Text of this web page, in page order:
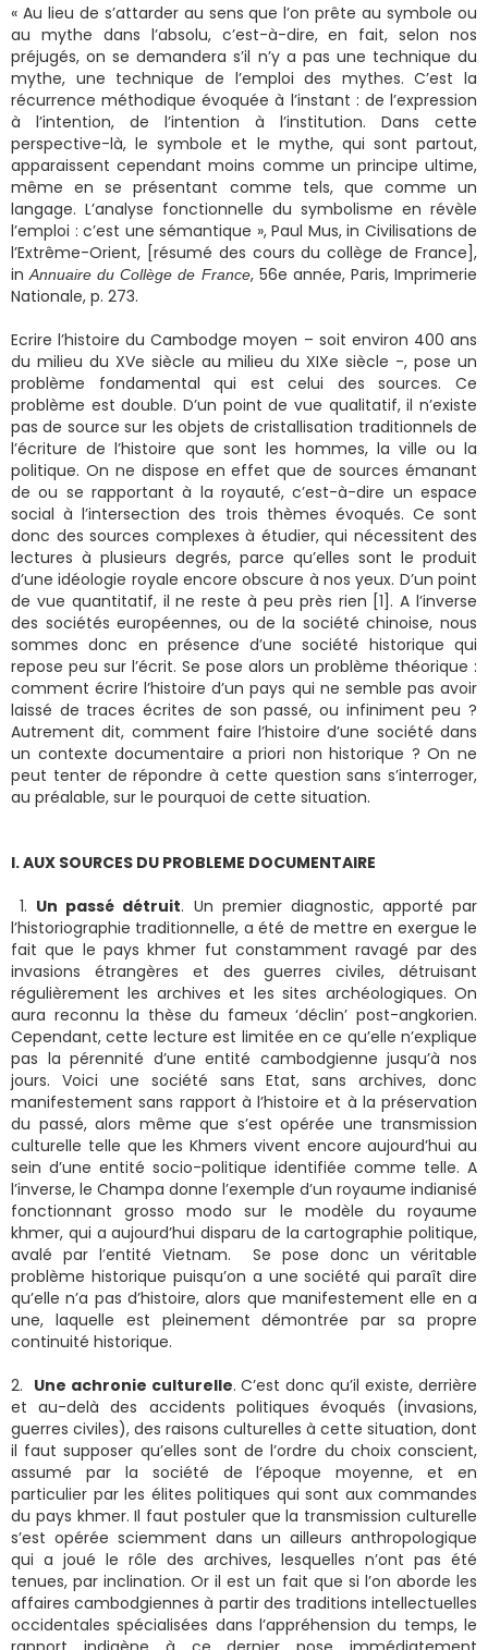
« Au lieu de s’attarder au sens que l’on prête au symbole ou
au mythe dans l’absolu, c’est-à-dire, en fait, selon nos
préjugés, on se demandera s’il n’y a pas une technique du
mythe, une technique de l’emploi des mythes. C’est la
récurrence méthodique évoquée à l’instant : de l’expression
à l’intention, de l’intention à l’institution. Dans cette
perspective-là, le symbole et le mythe, qui sont partout,
apparaissent cependant moins comme un principe ultime,
même en se présentant comme tels, que comme un
langage. L’analyse fonctionnelle du symbolisme en révèle
l’emploi : c’est une sémantique », Paul Mus, in Civilisations de
l’Extrême-Orient, [résumé des cours du collège de France],
inAnnuaire du Collège de France, 56e année, Paris, Imprimerie
Nationale, p. 273.
Ecrire l’histoire du Cambodge moyen – soit environ 400 ans
du milieu du XVe siècle au milieu du XIXe siècle -, pose un
problème fondamental qui est celui des sources. Ce
problème est double. D’un point de vue qualitatif, il n’existe
pas de source sur les objets de cristallisation traditionnels de
l’écriture de l’histoire que sont les hommes, la ville ou la
politique. On ne dispose en effet que de sources émanant
de ou se rapportant à la royauté, c’est-à-dire un espace
social à l’intersection des trois thèmes évoqués. Ce sont
donc des sources complexes à étudier, qui nécessitent des
lectures à plusieurs degrés, parce qu’elles sont le produit
d’une idéologie royale encore obscure à nos yeux. D’un point
de vue quantitatif, il ne reste à peu près rien [1]. A l’inverse
des sociétés européennes, ou de la société chinoise, nous
sommes donc en présence d’une société historique qui
repose peu sur l’écrit. Se pose alors un problème théorique :
comment écrire l’histoire d’un pays qui ne semble pas avoir
laissé de traces écrites de son passé, ou infiniment peu ?
Autrement dit, comment faire l’histoire d’une société dans
un contexte documentaire a priori non historique ? On ne
peut tenter de répondre à cette question sans s’interroger,
au préalable, sur le pourquoi de cette situation.
I. AUX SOURCES DU PROBLEME DOCUMENTAIRE
1. Un passé détruit. Un premier diagnostic, apporté par
l’historiographie traditionnelle, a été de mettre en exergue le
fait que le pays khmer fut constamment ravagé par des
invasions étrangères et des guerres civiles, détruisant
régulièrement les archives et les sites archéologiques. On
aura reconnu la thèse du fameux ‘déclin’ post-angkorien.
Cependant, cette lecture est limitée en ce qu’elle n’explique
pas la pérennité d’une entité cambodgienne jusqu’à nos
jours. Voici une société sans Etat, sans archives, donc
manifestement sans rapport à l’histoire et à la préservation
du passé, alors même que s’est opérée une transmission
culturelle telle que les Khmers vivent encore aujourd’hui au
sein d’une entité socio-politique identifiée comme telle. A
l’inverse, le Champa donne l’exemple d’un royaume indianisé
fonctionnant grosso modo sur le modèle du royaume
khmer, qui a aujourd’hui disparu de la cartographie politique,
avalé par l’entité Vietnam. Se pose donc un véritable
problème historique puisqu’on a une société qui paraît dire
qu’elle n’a pas d’histoire, alors que manifestement elle en a
une, laquelle est pleinement démontrée par sa propre
continuité historique.
2. Une achronie culturelle. C’est donc qu’il existe, derrière
et au-delà des accidents politiques évoqués (invasions,
guerres civiles), des raisons culturelles à cette situation, dont
il faut supposer qu’elles sont de l’ordre du choix conscient,
assumé par la société de l’époque moyenne, et en
particulier par les élites politiques qui sont aux commandes
du pays khmer. Il faut postuler que la transmission culturelle
s’est opérée sciemment dans un ailleurs anthropologique
qui a joué le rôle des archives, lesquelles n’ont pas été
tenues, par inclination. Or il est un fait que si l’on aborde les
affaires cambodgiennes à partir des traditions intellectuelles
occidentales spécialisées dans l’appréhension du temps, le